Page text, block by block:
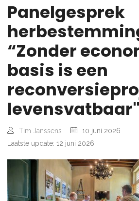
Panelgesprek
“Zonder
basis is een
levensvatbaar"
Tim Janssens
10 juni 2026
Laatste update: 12 juni 2026